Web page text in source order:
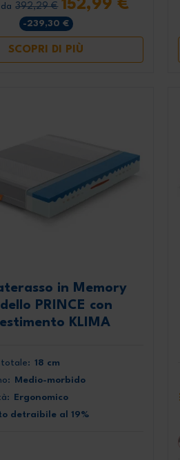
392,29 € 152,99 €
-239,30 €
SCOPRI DI PIÙ
in Memory
PRINCE con
KLIMA
totale: 18 cm
Medio-morbido
Ergonomico
detraibile al 19%